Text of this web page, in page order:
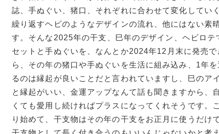
誌、手ぬぐい、猪口、それぞれに合わせて変化してい
繰り返すヘビのようなデザインの流れ、他にはない素
す。そんな2025年の干支、巳年のデザイン、ヘビロテ
セットと手ぬぐいを、なんとか2024年12月末に発売
ら、その年の猪口や手ぬぐいを生活に組み込み、1年
るのは縁起が良いことだと言われていますし、巳のア
と縁起がいい、金運アップなんて話も聞きますから、
くても愛用し続ければプラスになってくれそうです。
り始めて、干支物はその年の干支をお正月に使うだけ